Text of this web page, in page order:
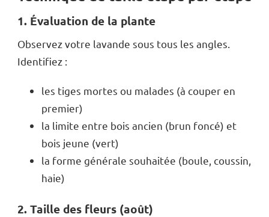
1. Évaluation de la plante
Observez votre lavande sous tous les angles.
Identifiez :
les tiges mortes ou malades (à couper en
premier)
la limite entre bois ancien (brun foncé) et
bois jeune (vert)
la forme générale souhaitée (boule, coussin,
haie)
2. Taille des fleurs (août)